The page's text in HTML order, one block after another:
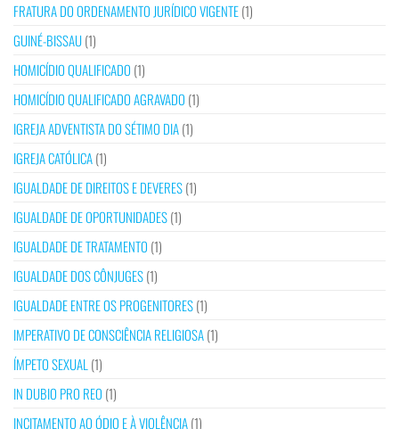
FRATURA DO ORDENAMENTO JURÍDICO VIGENTE(1)
GUINÉ-BISSAU(1)
HOMICÍDIO QUALIFICADO (1)
HOMICÍDIO QUALIFICADO AGRAVADO (1)
IGREJA ADVENTISTA DO SÉTIMO DIA(1)
IGREJA CATÓLICA(1)
IGUALDADE DE DIREITOS E DEVERES(1)
IGUALDADE DE OPORTUNIDADES(1)
IGUALDADE DE TRATAMENTO (1)
IGUALDADE DOS CÔNJUGES(1)
IGUALDADE ENTRE OS PROGENITORES(1)
IMPERATIVO DE CONSCIÊNCIA RELIGIOSA(1)
ÍMPETO SEXUAL (1)
IN DUBIO PRO REO (1)
INCITAMENTO AO ÓDIO E À VIOLÊNCIA(1)